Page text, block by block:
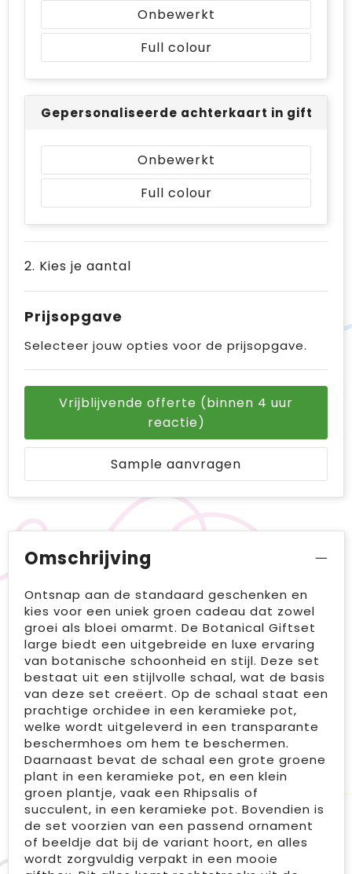
Onbewerkt
Full colour
Gepersonaliseerde achterkaart in giftbox
Onbewerkt
Full colour
2. Kies je aantal
Prijsopgave
Selecteer jouw opties voor de prijsopgave.
Vrijblijvende offerte (binnen 4 uur
reactie)
Sample aanvragen
Omschrijving
Ontsnap aan de standaard geschenken en
kies voor een uniek groen cadeau dat zowel
groei als bloei omarmt. De Botanical Giftset
large biedt een uitgebreide en luxe ervaring
van botanische schoonheid en stijl. Deze set
bestaat uit een stijlvolle schaal, wat de basis
van deze set creëert. Op de schaal staat een
prachtige orchidee in een keramieke pot,
welke wordt uitgeleverd in een transparante
beschermhoes om hem te beschermen.
Daarnaast bevat de schaal een grote groene
plant in een keramieke pot, en een klein
groen plantje, vaak een Rhipsalis of
succulent, in een keramieke pot. Bovendien is
de set voorzien van een passend ornament
of beeldje dat bij de variant hoort, en alles
wordt zorgvuldig verpakt in een mooie